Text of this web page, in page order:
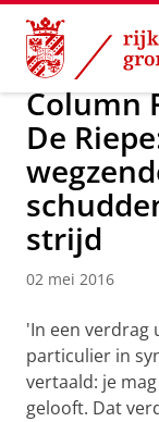
Skip
Content
Skip
Navigation
Over ons
Column
De
strijd
02 mei 2016
'In een verdrag
particulier in
vertaald: je
gelooft. Dat